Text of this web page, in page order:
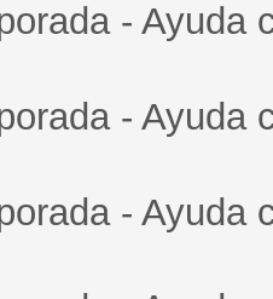
- Ayuda
- Ayuda
- Ayuda